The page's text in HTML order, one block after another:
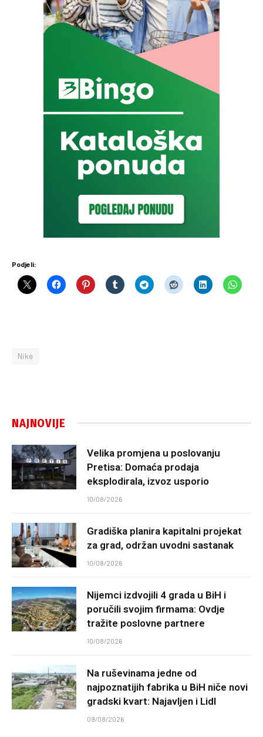
Podjeli:
Nike
NAJNOVIJE
Velika promjena u poslovanju
Pretisa: Domaća prodaja
eksplodirala, izvoz usporio
10/08/2026
Gradiška planira kapitalni projekat
za grad, održan uvodni sastanak
10/08/2026
Nijemci izdvojili 4 grada u BiH i
poručili svojim firmama: Ovdje
tražite poslovne partnere
10/08/2026
Na ruševinama jedne od
najpoznatijih fabrika u BiH niče novi
gradski kvart: Najavljen i Lidl
09/08/2026